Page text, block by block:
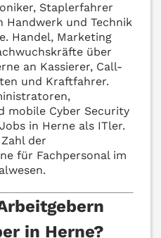
Staplerfahrer
und Technik
Handel, Marketing
über
an Kassierer, Call-
und Kraftfahrer.
mobile Cyber Security
in Herne als ITler.
der
für Fachpersonal im
in Herne?